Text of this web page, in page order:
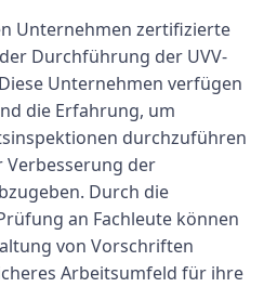
Unternehmen zertifizierte
Durchführung der UVV-
Unternehmen verfügen
die Erfahrung, um
durchzuführen
Verbesserung der
Durch die
an Fachleute können
von Vorschriften
Arbeitsumfeld für ihre